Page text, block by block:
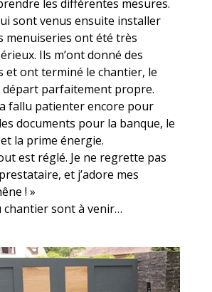
les différentes mesures.
sont venus ensuite installer
menuiseries ont été très
Ils m’ont donné des
et ont terminé le chantier, le
départ parfaitement propre.
fallu patienter encore pour
documents pour la banque, le
la prime énergie.
est réglé. Je ne regrette pas
et j’adore mes
! »
chantier sont à venir…